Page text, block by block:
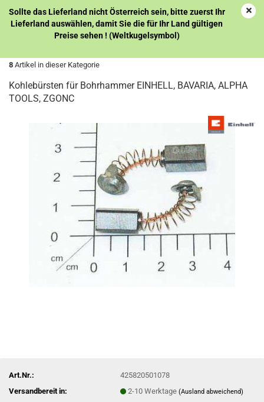
Sollte das Lieferland nicht Österreich sein, bitte zuerst Ihr
Lieferland auswählen, damit Sie die für Ihr Land gültigen
Preise sehen ! (Weltkugelsymbol)
8 Artikel in dieser Kategorie
Kohlebürsten für Bohrhammer EINHELL, BAVARIA, ALPHA
TOOLS, ZGONC
Art.Nr.:
425820501078
Versandbereit in:
2-10 Werktage(Ausland abweichend)